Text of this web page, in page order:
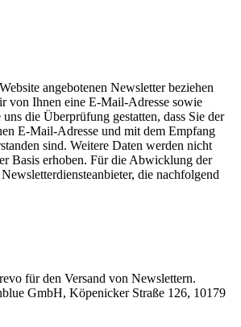
angebotenen Newsletter beziehen
von Ihnen eine E-Mail-Adresse sowie
die Überprüfung gestatten, dass Sie der
E-Mail-Adresse und mit dem Empfang
sind. Weitere Daten werden nicht
Basis erhoben. Für die Abwicklung der
die nachfolgend
für den Versand von Newslettern.
GmbH, Köpenicker Straße 126, 10179